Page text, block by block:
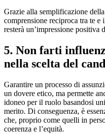
Grazie alla semplificazione della
comprensione reciproca tra te e
resterà un’impressione positiva
5. Non farti
nella scelta del
Garantire un processo di
un dovere etico, ma permette
idoneo per il ruolo basandosi
merito. Di conseguenza, è
che, proprio come quelli in
coerenza e l’equità.